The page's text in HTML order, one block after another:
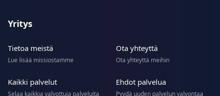
Yritys
Tietoa meistä
Lue lisää missiostamme
Ota yhteyttä
Ota yhteyttä meihin
Kaikki palvelut
Selaa kaikkia valvottuja palveluita
Ehdot palvelua
Pyydä uuden palvelun valvontaa